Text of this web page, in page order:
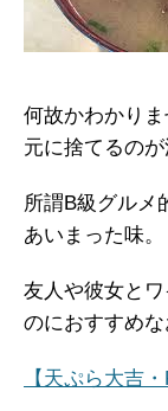
何故かわかり
元に捨てるのが
所謂B級グルメ
あいまった味。
友人や彼女と
のにおすすめな
【天ぷら大吉・